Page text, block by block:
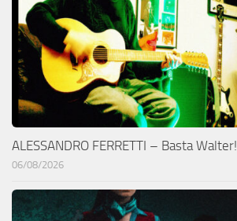
ALESSANDRO FERRETTI – Basta Walter!
06/08/2026